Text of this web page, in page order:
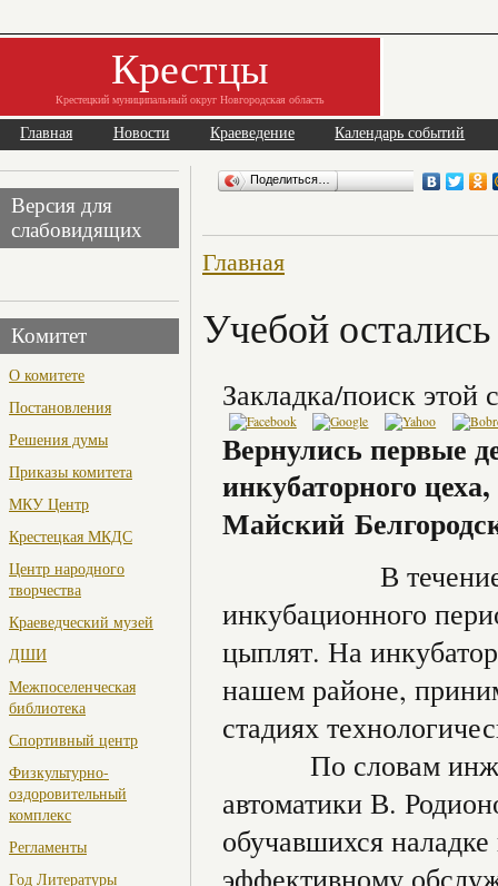
Крестцы
Крестецкий муниципальный округ Новгородская область
Главная Новости Краеведение Календарь событий
Версия для
слабовидящих
Комитет
О комитете
Постановления
Решения думы
Приказы комитета
МКУ Центр
Крестецкая МКДС
Центр народного
творчества
Краеведческий музей
ДШИ
Межпоселенческая
библиотека
Спортивный центр
Физкультурно-
оздоровительный
комплекс
Регламенты
Год Литературы
Поделиться…
Главная
Учебой
Закладка/поиск этой
Вернулись первые
инкубаторного
Майский
В
инкубационного
цыплят. На
нашем районе,
стадиях
По словам
автоматики В.
обучавшихся